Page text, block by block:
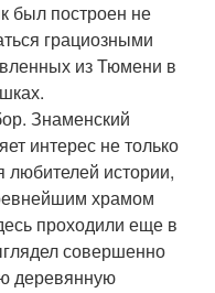
был построен не
грациозными
из Тюмени в
Знаменский
интерес не только
любителей истории,
храмом
проходили еще в
совершенно
деревянную